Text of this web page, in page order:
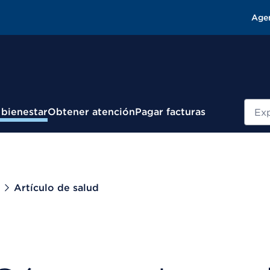
Obtener atenciónPagar facturas
Artículo de salud